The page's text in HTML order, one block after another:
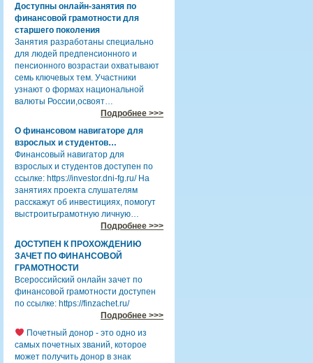
Доступны онлайн-занятия по
финансовой грамотности для
старшего поколения
Занятия разработаны специально
для людей предпенсионного и
пенсионного возрастаи охватывают
семь ключевых тем. Участники
узнают о формах национальной
валюты России,освоят…
Подробнее >>>
О финансовом навигаторе для
взрослых и студентов…
Финансовый навигатор для
взрослых и студентов доступен по
ссылке: https://investor.dni-fg.ru/ На
занятиях проекта слушателям
расскажут об инвестициях, помогут
выстроитьграмотную личную…
Подробнее >>>
ДОСТУПЕН К ПРОХОЖДЕНИЮ
ЗАЧЕТ ПО ФИНАНСОВОЙ
ГРАМОТНОСТИ
Всероссийский онлайн зачет по
финансовой грамотности доступен
по ссылке: https://finzachet.ru/
Подробнее >>>
Почетный донор - это одно из
самых почетных званий, которое
может получить донор в знак